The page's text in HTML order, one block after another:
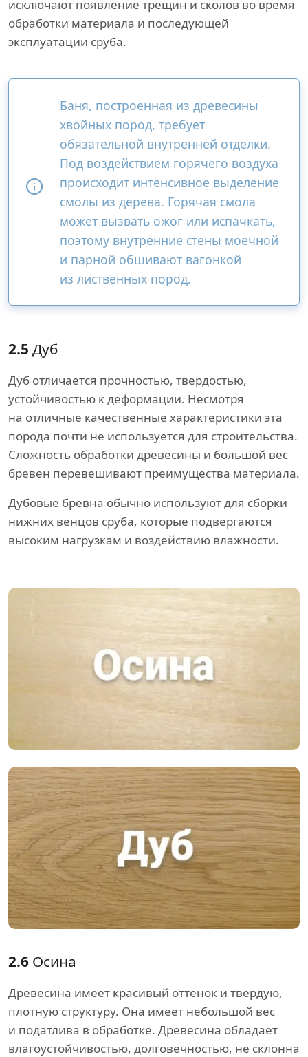
исключают появление трещин и сколов во время
обработки материала и последующей
эксплуатации сруба.
Баня, построенная из древесины
хвойных пород, требует
обязательной внутренней отделки.
Под воздействием горячего воздуха
происходит интенсивное выделение
смолы из дерева. Горячая смола
может вызвать ожог или испачкать,
поэтому внутренние стены моечной
и парной обшивают вагонкой
из лиственных пород.
2.5 Дуб
Дуб отличается прочностью, твердостью,
устойчивостью к деформации. Несмотря
на отличные качественные характеристики эта
порода почти не используется для строительства.
Сложность обработки древесины и большой вес
бревен перевешивают преимущества материала.
Дубовые бревна обычно используют для сборки
нижних венцов сруба, которые подвергаются
высоким нагрузкам и воздействию влажности.
2.6 Осина
Древесина имеет красивый оттенок и твердую,
плотную структуру. Она имеет небольшой вес
и податлива в обработке. Древесина обладает
влагоустойчивостью, долговечностью, не склонна